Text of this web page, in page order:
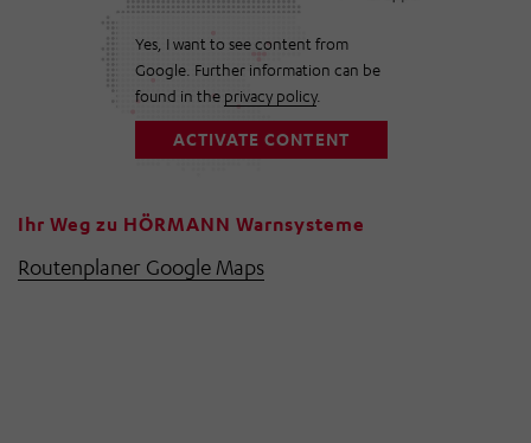
Yes, I want to see content from
Google. Further information can be
found in the privacy policy.
ACTIVATE CONTENT
Ihr Weg zu HÖRMANN Warnsysteme
Routenplaner Google Maps